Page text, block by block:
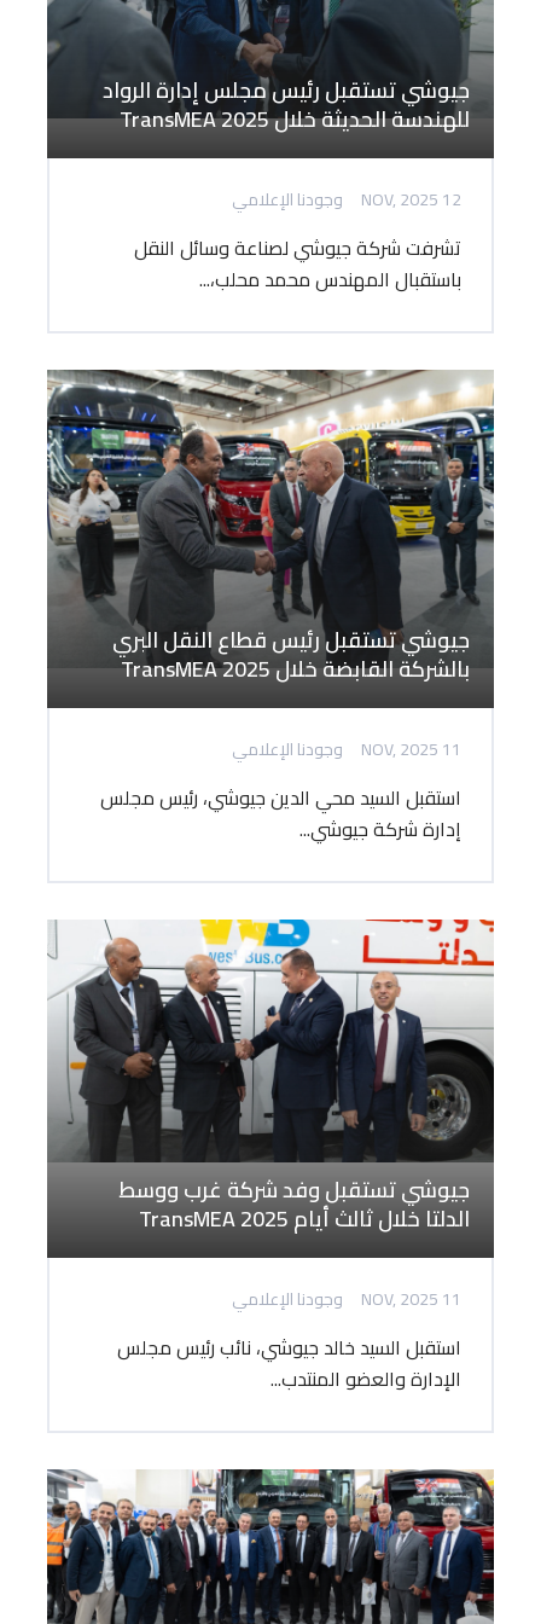
جيوشي تستقبل رئيس مجلس إدارة الرواد
للهندسة الحديثة خلال TransMEA 2025
12 NOV, 2025 وجودنا الإعلامي
تشرفت شركة جيوشي لصناعة وسائل النقل
باستقبال المهندس محمد محلب،...
جيوشي تستقبل رئيس قطاع النقل البري
بالشركة القابضة خلال TransMEA 2025
11 NOV, 2025 وجودنا الإعلامي
استقبل السيد محي الدين جيوشي، رئيس مجلس
إدارة شركة جيوشي...
جيوشي تستقبل وفد شركة غرب ووسط
الدلتا خلال ثالث أيام TransMEA 2025
11 NOV, 2025 وجودنا الإعلامي
استقبل السيد خالد جيوشي، نائب رئيس مجلس
الإدارة والعضو المنتدب...